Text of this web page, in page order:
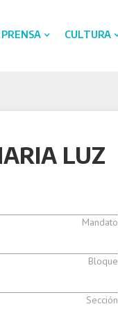
PRENSA CULTURA
LUZ
Mandato
Bloque
Sección